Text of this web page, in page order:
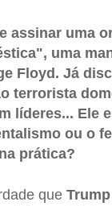
assinar uma
uma
Floyd. Já
terrorista
líderes... Ele
ou o
prática?
que Trump